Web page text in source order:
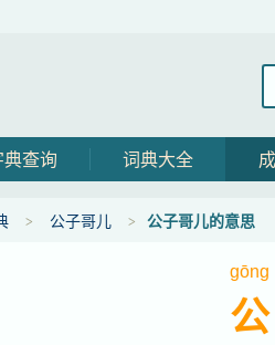
典查询 词典大全
公子哥儿 公子哥儿的意思
gōng